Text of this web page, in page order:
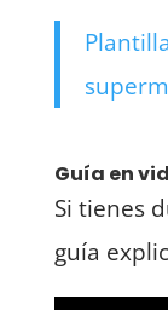
Guía en
Si tienes
guía